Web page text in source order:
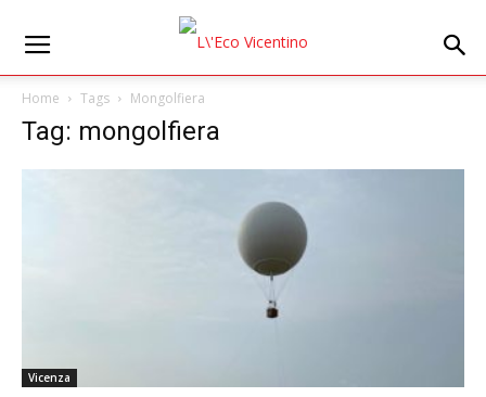
Home Tags Mongolfiera
Tag: mongolfiera
Vicenza